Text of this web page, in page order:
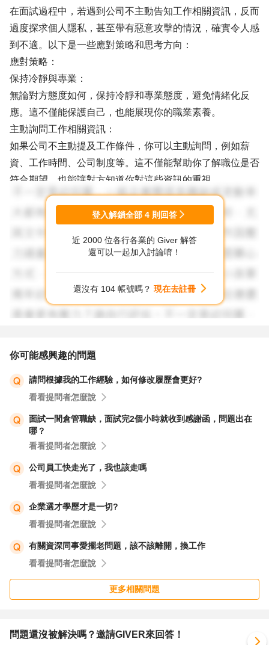
在面試過程中，若遇到公司不主動告知工作相關資訊，反而
過度探求個人隱私，甚至帶有惡意攻擊的情況，確實令人感
到不適。以下是一些應對策略和思考方向：
應對策略：
保持冷靜與專業：
無論對方態度如何，保持冷靜和專業態度，避免情緒化反
應。這不僅能保護自己，也能展現你的職業素養。
主動詢問工作相關資訊：
如果公司不主動提及工作條件，你可以主動詢問，例如薪
資、工作時間、公司制度等。這不僅能幫助你了解職位是否
符合期望，也能讓對方知道你對這些資訊的重視。
設定界限：
如果對方問題過於私人或不合理，可以禮貌地拒絕回答。例
記錄面試過程：
使用。但要注意，錄音前應告知對方並獲得同意，以免觸犯
法律。
評估公司文化是否適合你。如果感到不適，可以考慮是否繼
思考方向：
面試目的：
面試的目的是讓雙方了解彼此是否適合，而不是單方面的挑
剔或攻擊。如果公司態度不友善，可能反映出其內部管理問
自我價值：
不要因為對方的負面評價而懷疑自我價值。每個人都有不同
的職業經歷和背景，這些經歷都是你成長的一部分。
法律保護：
勞工局）反映，尋求法律保護。
投訴檢舉管道：
勞工局：
如果遇到不合理的對待或薪資問題，可以向當地勞工局投
勞動監察部門：
登入解鎖全部 4 則回答
近 2000 位各行各業的 Giver 解答
還可以一起加入討論唷！
還沒有 104 帳號嗎？ 現在去註冊
你可能感興趣的問題
請問根據我的工作經驗，如何修改履歷會更好?
看看提問者怎麼說
面試一間倉管職缺，面試完2個小時就收到感謝函，問題出在
哪？
看看提問者怎麼說
公司員工快走光了，我也該走嗎
看看提問者怎麼說
企業選才學歷才是一切?
看看提問者怎麼說
有關資深同事愛擺老問題，該不該離開，換工作
看看提問者怎麼說
更多相關問題
問題還沒被解決嗎？邀請GIVER來回答！